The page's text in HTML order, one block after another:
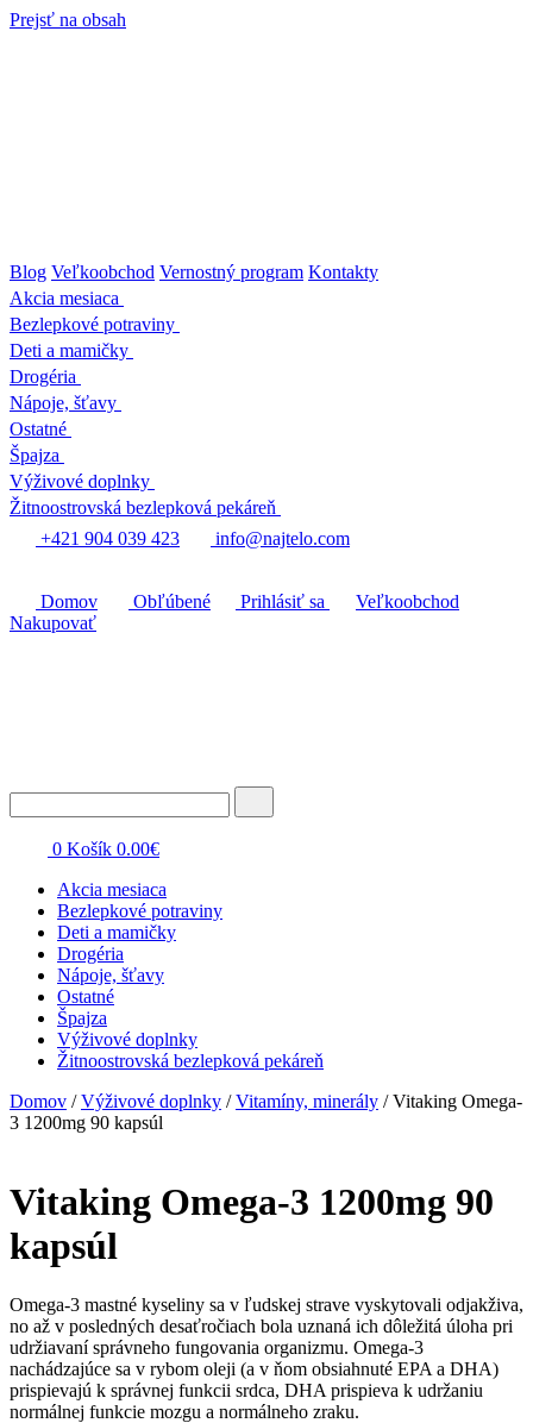
Prejsť na obsah
Blog Veľkoobchod Vernostný program Kontakty
Akcia mesiaca
Bezlepkové potraviny
Deti a mamičky
Drogéria
Nápoje, šťavy
Ostatné
Špajza
Výživové doplnky
Žitnoostrovská bezlepková pekáreň
+421 904 039 423
info@najtelo.com
Domov Obľúbené Prihlásiť sa
Veľkoobchod
Nakupovať
0 Košík 0.00€
Akcia mesiaca
Bezlepkové potraviny
Deti a mamičky
Drogéria
Nápoje, šťavy
Ostatné
Špajza
Výživové doplnky
Žitnoostrovská bezlepková pekáreň
Domov /Výživové doplnky /Vitamíny, minerály / Vitaking Omega-
3 1200mg 90 kapsúl
Vitaking Omega-3 1200mg 90
kapsúl
Omega-3 mastné kyseliny sa v ľudskej strave vyskytovali odjakživa,
no až v posledných desaťročiach bola uznaná ich dôležitá úloha pri
udržiavaní správneho fungovania organizmu. Omega-3
nachádzajúce sa v rybom oleji (a v ňom obsiahnuté EPA a DHA)
prispievajú k správnej funkcii srdca, DHA prispieva k udržaniu
normálnej funkcie mozgu a normálneho zraku.